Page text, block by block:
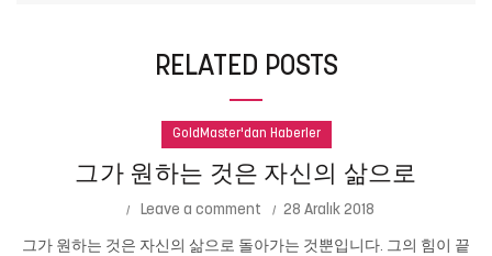
RELATED POSTS
GoldMaster'dan Haberler
그가 원하는 것은 자신의 삶으로
Leave a comment 28 Aralık 2018
그가 원하는 것은 자신의 삶으로 돌아가는 것뿐입니다. 그의 힘이 끝